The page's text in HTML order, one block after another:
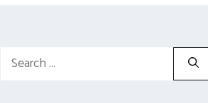
Search